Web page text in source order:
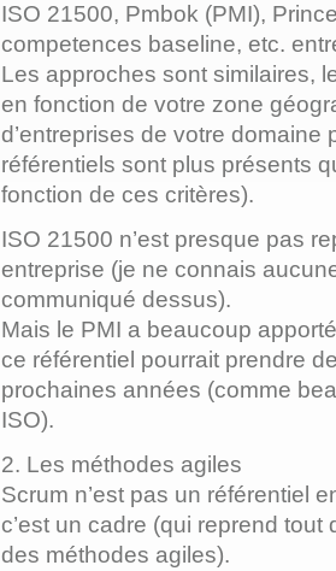
ISO 21500, Pmbok (PMI),
competences baseline, etc.
Les approches sont similaires,
en fonction de votre zone
d’entreprises de votre domaine
référentiels sont plus présents
fonction de ces critères).
ISO 21500 n’est presque pas
entreprise (je ne connais
communiqué dessus).
Mais le PMI a beaucoup
ce référentiel pourrait prendre
prochaines années (comme
ISO).
2. Les méthodes agiles
Scrum n’est pas un référentiel
c’est un cadre (qui reprend
des méthodes agiles).